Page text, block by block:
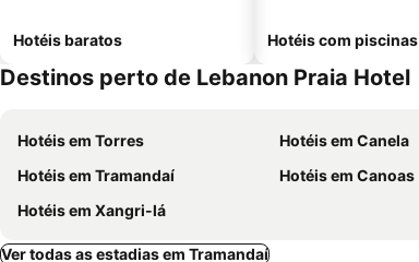
Hotéis baratos Hotéis com piscinas
Destinos perto de Lebanon Praia Hotel
Hotéis em Torres Hotéis em Canela
Hotéis em Tramandaí
Hotéis em Canoas
Hotéis em Xangri-lá
Ver todas as estadias em Tramandaí